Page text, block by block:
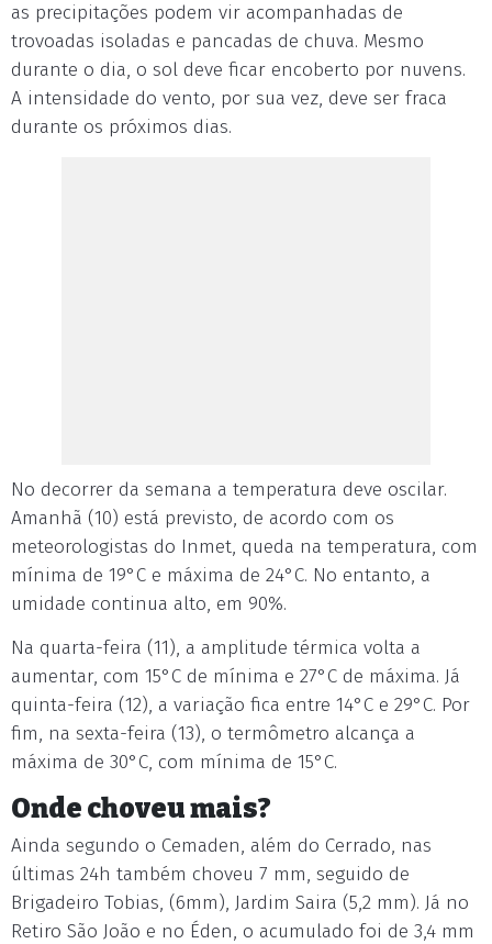
as precipitações podem vir acompanhadas de
trovoadas isoladas e pancadas de chuva. Mesmo
durante o dia, o sol deve ficar encoberto por nuvens.
A intensidade do vento, por sua vez, deve ser fraca
durante os próximos dias.
No decorrer da semana a temperatura deve oscilar.
Amanhã (10) está previsto, de acordo com os
meteorologistas do Inmet, queda na temperatura, com
mínima de 19°C e máxima de 24°C. No entanto, a
umidade continua alto, em 90%.
Na quarta-feira (11), a amplitude térmica volta a
aumentar, com 15°C de mínima e 27°C de máxima. Já
quinta-feira (12), a variação fica entre 14°C e 29°C. Por
fim, na sexta-feira (13), o termômetro alcança a
máxima de 30°C, com mínima de 15°C.
Onde choveu mais?
Ainda segundo o Cemaden, além do Cerrado, nas
últimas 24h também choveu 7 mm, seguido de
Brigadeiro Tobias, (6mm), Jardim Saira (5,2 mm). Já no
Retiro São João e no Éden, o acumulado foi de 3,4 mm